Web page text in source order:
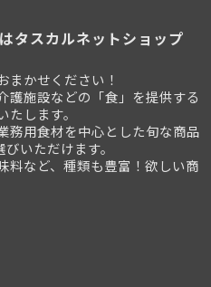
タスカルネットショップ
まかせください！
護施設などの「食」を提供する
します。
務用食材を中心とした旬な商品
いただけます。
料など、種類も豊富！欲しい商